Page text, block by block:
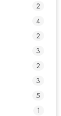
2
4
2
3
2
3
5
1